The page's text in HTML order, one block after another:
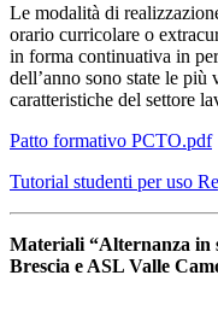
Le modalità di
orario curricolare o
in forma continuativa in
dell’anno sono state le più
caratteristiche del settore
Patto formativo PCTO.pdf
Tutorial studenti per uso
Materiali “Alternanza in
Brescia e ASL Valle